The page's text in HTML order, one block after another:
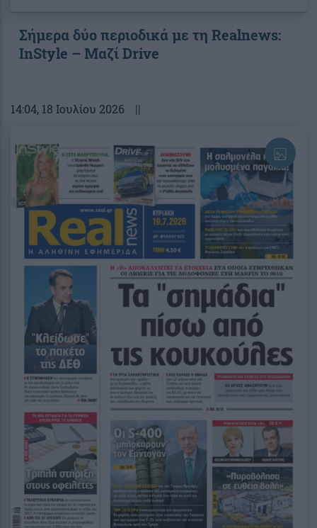
Σήμερα δύο περιοδικά με τη Realnews:
InStyle – Μαζί Drive
14:04, 18 Ιουλίου 2026 ||